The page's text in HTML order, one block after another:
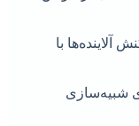
آلاینده‌ها با
شبیه‌سازی